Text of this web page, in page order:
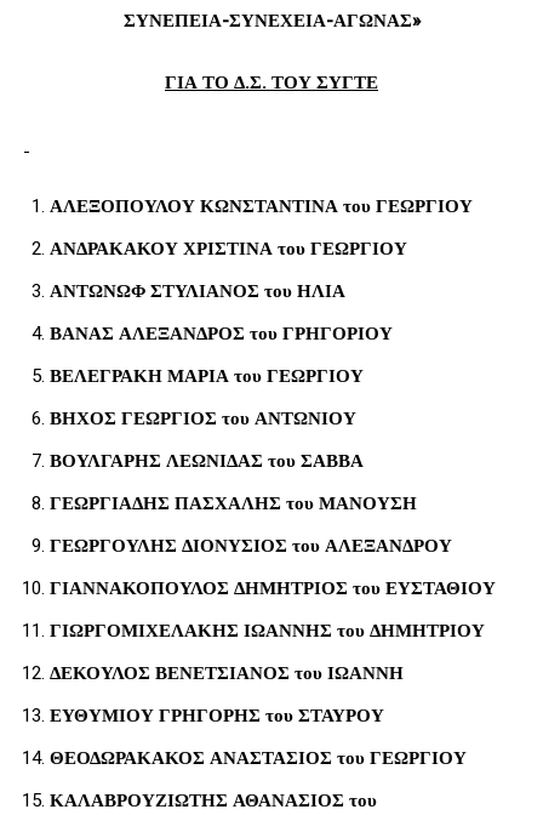
ΣΥΝΕΠΕΙΑ-ΣΥΝΕΧΕΙΑ-ΑΓΩΝΑΣ»
ΓΙΑ ΤΟ Δ.Σ. ΤΟΥ ΣΥΓΤΕ
ΑΛΕΞΟΠΟΥΛΟΥ ΚΩΝΣΤΑΝΤΙΝΑ του ΓΕΩΡΓΙΟΥ
ΑΝΔΡΑΚΑΚΟΥ ΧΡΙΣΤΙΝΑ του ΓΕΩΡΓΙΟΥ
ΑΝΤΩΝΩΦ ΣΤΥΛΙΑΝΟΣ του ΗΛΙΑ
ΒΑΝΑΣ ΑΛΕΞΑΝΔΡΟΣ του ΓΡΗΓΟΡΙΟΥ
ΒΕΛΕΓΡΑΚΗ ΜΑΡΙΑ του ΓΕΩΡΓΙΟΥ
ΒΗΧΟΣ ΓΕΩΡΓΙΟΣ του ΑΝΤΩΝΙΟΥ
ΒΟΥΛΓΑΡΗΣ ΛΕΩΝΙΔΑΣ του ΣΑΒΒΑ
ΓΕΩΡΓΙΑΔΗΣ ΠΑΣΧΑΛΗΣ του ΜΑΝΟΥΣΗ
ΓΕΩΡΓΟΥΛΗΣ ΔΙΟΝΥΣΙΟΣ του ΑΛΕΞΑΝΔΡΟΥ
ΓΙΑΝΝΑΚΟΠΟΥΛΟΣ ΔΗΜΗΤΡΙΟΣ του ΕΥΣΤΑΘΙΟΥ
ΓΙΩΡΓΟΜΙΧΕΛΑΚΗΣ ΙΩΑΝΝΗΣ του ΔΗΜΗΤΡΙΟΥ
ΔΕΚΟΥΛΟΣ ΒΕΝΕΤΣΙΑΝΟΣ του ΙΩΑΝΝΗ
ΕΥΘΥΜΙΟΥ ΓΡΗΓΟΡΗΣ του ΣΤΑΥΡΟΥ
ΘΕΟΔΩΡΑΚΑΚΟΣ ΑΝΑΣΤΑΣΙΟΣ του ΓΕΩΡΓΙΟΥ
ΚΑΛΑΒΡΟΥΖΙΩΤΗΣ ΑΘΑΝΑΣΙΟΣ του